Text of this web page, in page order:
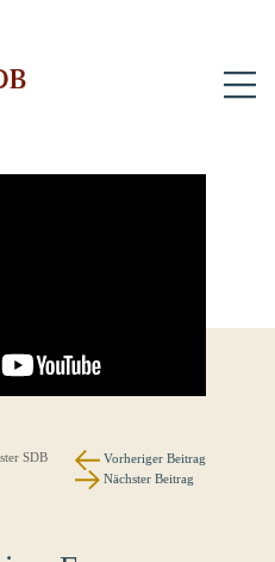
SDB
Vorheriger Beitrag
Nächster Beitrag